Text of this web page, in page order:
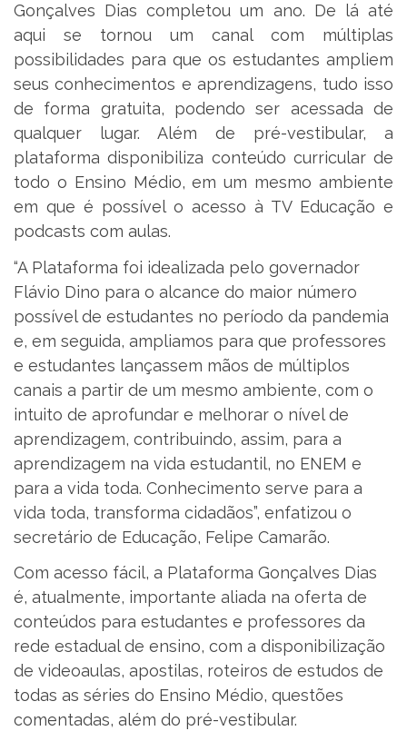
Gonçalves Dias completou um ano. De lá até
aqui se tornou um canal com múltiplas
possibilidades para que os estudantes ampliem
seus conhecimentos e aprendizagens, tudo isso
de forma gratuita, podendo ser acessada de
qualquer lugar. Além de pré-vestibular, a
plataforma disponibiliza conteúdo curricular de
todo o Ensino Médio, em um mesmo ambiente
em que é possível o acesso à TV Educação e
podcasts com aulas.
“A Plataforma foi idealizada pelo governador
Flávio Dino para o alcance do maior número
possível de estudantes no período da pandemia
e, em seguida, ampliamos para que professores
e estudantes lançassem mãos de múltiplos
canais a partir de um mesmo ambiente, com o
intuito de aprofundar e melhorar o nível de
aprendizagem, contribuindo, assim, para a
aprendizagem na vida estudantil, no ENEM e
para a vida toda. Conhecimento serve para a
vida toda, transforma cidadãos”, enfatizou o
secretário de Educação, Felipe Camarão.
Com acesso fácil, a Plataforma Gonçalves Dias
é, atualmente, importante aliada na oferta de
conteúdos para estudantes e professores da
rede estadual de ensino, com a disponibilização
de videoaulas, apostilas, roteiros de estudos de
todas as séries do Ensino Médio, questões
comentadas, além do pré-vestibular.